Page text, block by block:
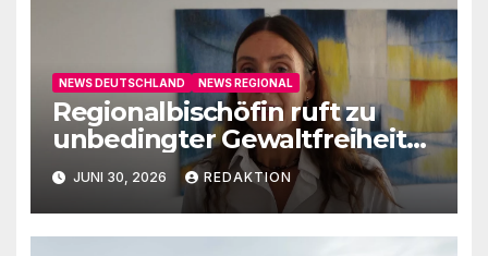
NEWS DEUTSCHLAND NEWS REGIONAL
Regionalbischöfin ruft zu
unbedingter Gewaltfreiheit
aufJUNI 30, 2026 REDAKTION